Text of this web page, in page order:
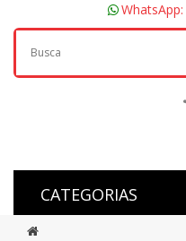
WhatsApp:
CATEGORIAS